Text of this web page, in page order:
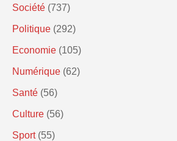
Société (737)
Politique (292)
Economie (105)
Numérique (62)
Santé (56)
Culture (56)
Sport (55)